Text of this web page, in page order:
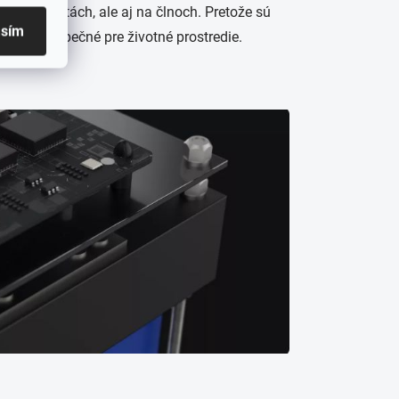
autách, ale aj na člnoch. Pretože sú
bezpečné pre životné prostredie.